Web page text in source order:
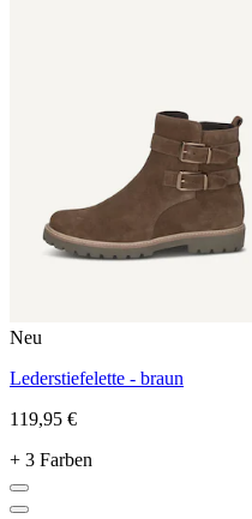
Neu
Lederstiefelette - braun
119,95 €
+ 3 Farben